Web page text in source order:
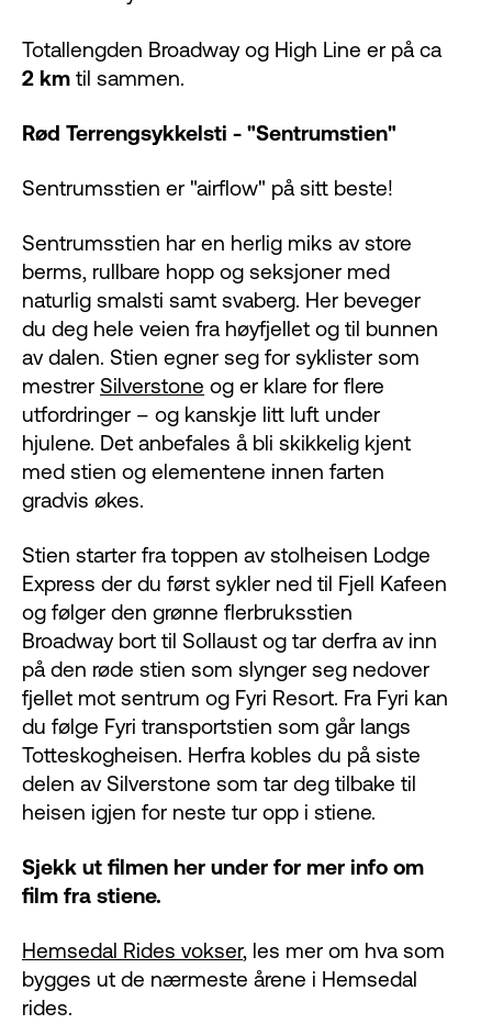
Totallengden Broadway og High Line er på ca
2 km til sammen.
Rød Terrengsykkelsti - "Sentrumstien"
Sentrumsstien er "airflow" på sitt beste!
Sentrumsstien har en herlig miks av store
berms, rullbare hopp og seksjoner med
naturlig smalsti samt svaberg. Her beveger
du deg hele veien fra høyfjellet og til bunnen
av dalen. Stien egner seg for syklister som
mestrer Silverstone og er klare for flere
utfordringer – og kanskje litt luft under
hjulene. Det anbefales å bli skikkelig kjent
med stien og elementene innen farten
gradvis økes.
Stien starter fra toppen av stolheisen Lodge
Express der du først sykler ned til Fjell Kafeen
og følger den grønne flerbruksstien
Broadway bort til Sollaust og tar derfra av inn
på den røde stien som slynger seg nedover
fjellet mot sentrum og Fyri Resort. Fra Fyri kan
du følge Fyri transportstien som går langs
Totteskogheisen. Herfra kobles du på siste
delen av Silverstone som tar deg tilbake til
heisen igjen for neste tur opp i stiene.
Sjekk ut filmen her under for mer info om
film fra stiene.
Hemsedal Rides vokser, les mer om hva som
bygges ut de nærmeste årene i Hemsedal
rides.